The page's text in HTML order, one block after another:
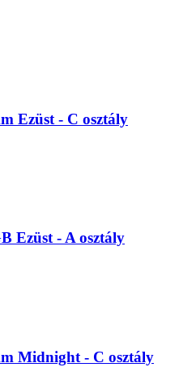
Ezüst - C osztály
Ezüst - A osztály
Midnight - C osztály